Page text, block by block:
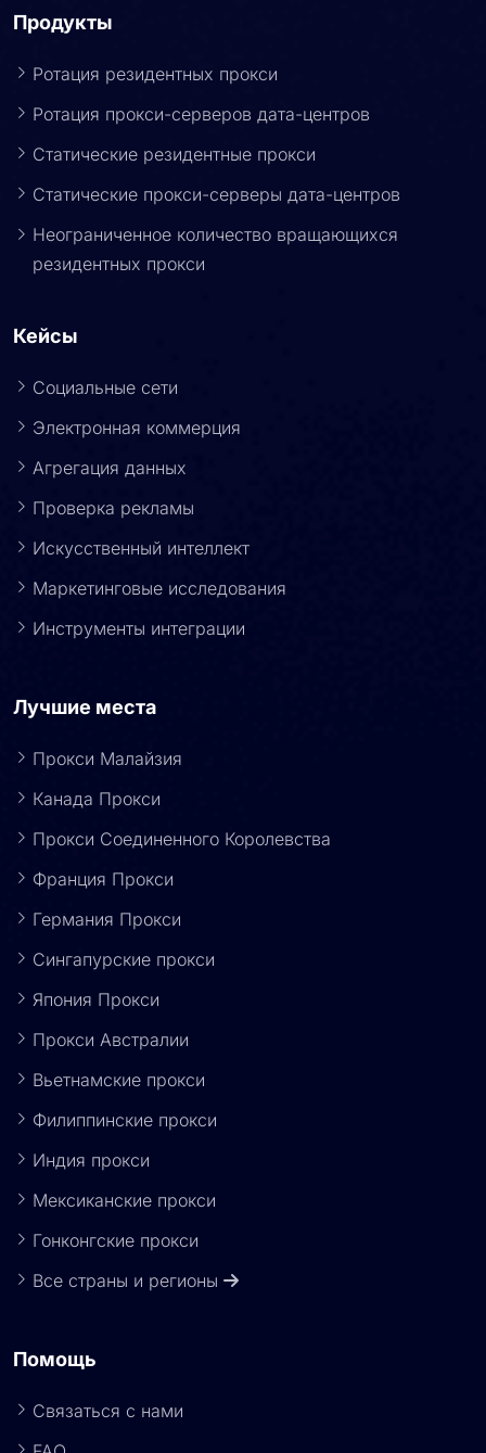
Продукты
Ротация резидентных прокси
Ротация прокси-серверов дата-центров
Статические резидентные прокси
Статические прокси-серверы дата-центров
Неограниченное количество вращающихся
резидентных прокси
Кейсы
Социальные сети
Электронная коммерция
Агрегация данных
Проверка рекламы
Искусственный интеллект
Маркетинговые исследования
Инструменты интеграции
Лучшие места
Прокси Малайзия
Канада Прокси
Прокси Соединенного Королевства
Франция Прокси
Германия Прокси
Сингапурские прокси
Япония Прокси
Прокси Австралии
Вьетнамские прокси
Филиппинские прокси
Индия прокси
Мексиканские прокси
Гонконгские прокси
Все страны и регионы
Помощь
Связаться с нами